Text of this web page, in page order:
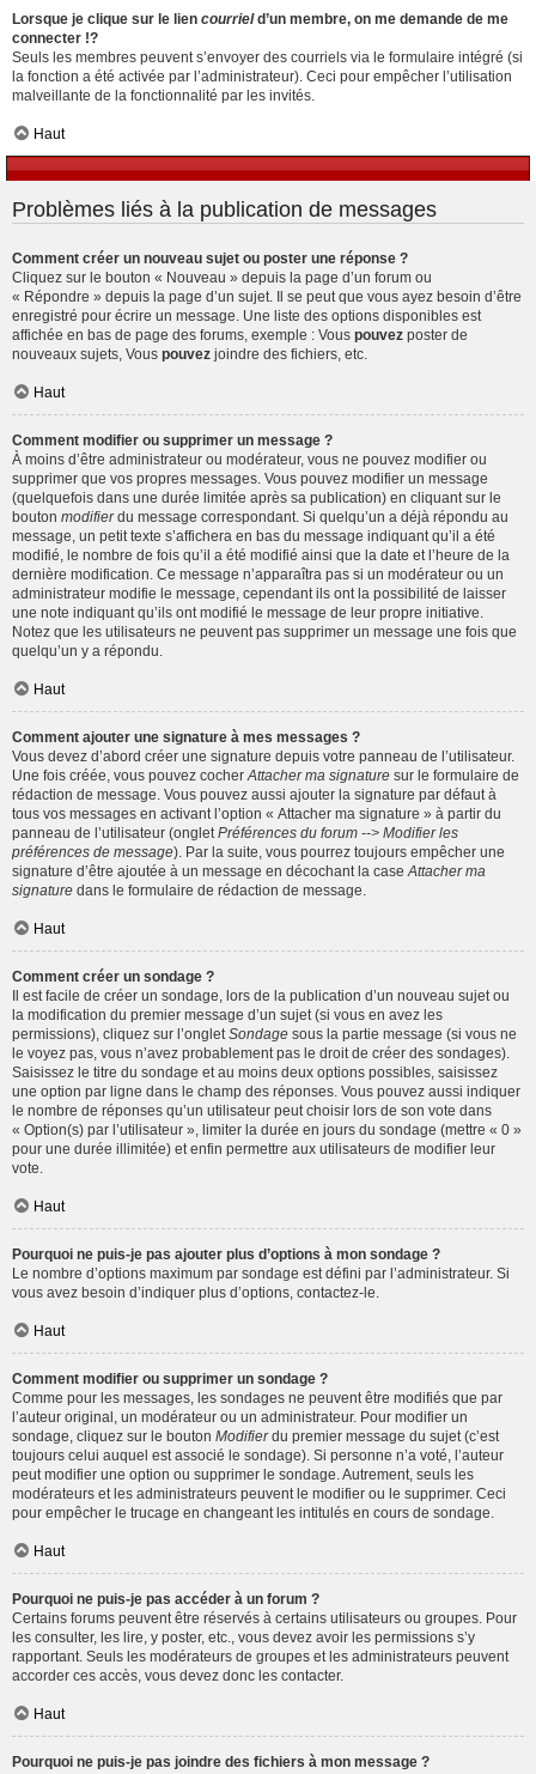
Lorsque je clique sur le lien courrield’un membre, on me demande de me
connecter !?
Seuls les membres peuvent s’envoyer des courriels via le formulaire intégré (si
la fonction a été activée par l’administrateur). Ceci pour empêcher l’utilisation
malveillante de la fonctionnalité par les invités.
Haut
Problèmes liés à la publication de messages
Comment créer un nouveau sujet ou poster une réponse ?
Cliquez sur le bouton « Nouveau » depuis la page d’un forum ou
« Répondre » depuis la page d’un sujet. Il se peut que vous ayez besoin d’être
enregistré pour écrire un message. Une liste des options disponibles est
affichée en bas de page des forums, exemple : Vous pouvez poster de
nouveaux sujets, Vous pouvez joindre des fichiers, etc.
Haut
Comment modifier ou supprimer un message ?
À moins d’être administrateur ou modérateur, vous ne pouvez modifier ou
supprimer que vos propres messages. Vous pouvez modifier un message
(quelquefois dans une durée limitée après sa publication) en cliquant sur le
bouton modifierdu message correspondant. Si quelqu’un a déjà répondu au
message, un petit texte s’affichera en bas du message indiquant qu’il a été
modifié, le nombre de fois qu’il a été modifié ainsi que la date et l’heure de la
dernière modification. Ce message n’apparaîtra pas si un modérateur ou un
administrateur modifie le message, cependant ils ont la possibilité de laisser
une note indiquant qu’ils ont modifié le message de leur propre initiative.
Notez que les utilisateurs ne peuvent pas supprimer un message une fois que
quelqu’un y a répondu.
Haut
Comment ajouter une signature à mes messages ?
Vous devez d’abord créer une signature depuis votre panneau de l’utilisateur.
Une fois créée, vous pouvez cocher Attacher ma signature sur le formulaire de
rédaction de message. Vous pouvez aussi ajouter la signature par défaut à
tous vos messages en activant l’option « Attacher ma signature » à partir du
panneau de l’utilisateur (onglet Préférences du forum --> Modifier les
préférences de message). Par la suite, vous pourrez toujours empêcher une
signature d’être ajoutée à un message en décochant la case Attacher ma
signature dans le formulaire de rédaction de message.
Haut
Comment créer un sondage ?
Il est facile de créer un sondage, lors de la publication d’un nouveau sujet ou
la modification du premier message d’un sujet (si vous en avez les
permissions), cliquez sur l’onglet Sondage sous la partie message (si vous ne
le voyez pas, vous n’avez probablement pas le droit de créer des sondages).
Saisissez le titre du sondage et au moins deux options possibles, saisissez
une option par ligne dans le champ des réponses. Vous pouvez aussi indiquer
le nombre de réponses qu’un utilisateur peut choisir lors de son vote dans
« Option(s) par l’utilisateur », limiter la durée en jours du sondage (mettre « 0 »
pour une durée illimitée) et enfin permettre aux utilisateurs de modifier leur
vote.
Haut
Pourquoi ne puis-je pas ajouter plus d’options à mon sondage ?
Le nombre d’options maximum par sondage est défini par l’administrateur. Si
vous avez besoin d’indiquer plus d’options, contactez-le.
Haut
Comment modifier ou supprimer un sondage ?
Comme pour les messages, les sondages ne peuvent être modifiés que par
l’auteur original, un modérateur ou un administrateur. Pour modifier un
sondage, cliquez sur le bouton Modifierdu premier message du sujet (c’est
toujours celui auquel est associé le sondage). Si personne n’a voté, l’auteur
peut modifier une option ou supprimer le sondage. Autrement, seuls les
modérateurs et les administrateurs peuvent le modifier ou le supprimer. Ceci
pour empêcher le trucage en changeant les intitulés en cours de sondage.
Haut
Pourquoi ne puis-je pas accéder à un forum ?
Certains forums peuvent être réservés à certains utilisateurs ou groupes. Pour
les consulter, les lire, y poster, etc., vous devez avoir les permissions s’y
rapportant. Seuls les modérateurs de groupes et les administrateurs peuvent
accorder ces accès, vous devez donc les contacter.
Haut
Pourquoi ne puis-je pas joindre des fichiers à mon message ?